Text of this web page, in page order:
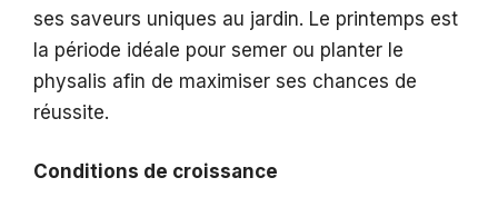
ses saveurs uniques au jardin. Le printemps est
la période idéale pour semer ou planter le
physalis afin de maximiser ses chances de
réussite.
Conditions de croissance